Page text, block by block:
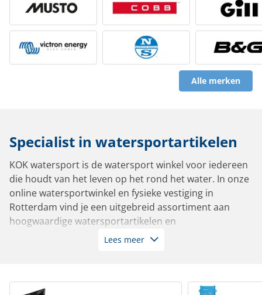
Alle merken
Specialist in watersportartikelen
KOK watersport is de watersport winkel voor iedereen
die houdt van het leven op het rond het water. In onze
online watersportwinkel en fysieke vestiging in
Rotterdam vind je een uitgebreid assortiment aan
hoogwaardige watersportartikelen en
bootbenodigdheden van de beste kwaliteit. Of je nu
Met meer dan 10.000 artikelen op voorraad leverbaar
Lees meer